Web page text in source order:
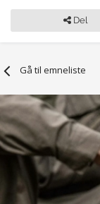
Del
Gå til emneliste